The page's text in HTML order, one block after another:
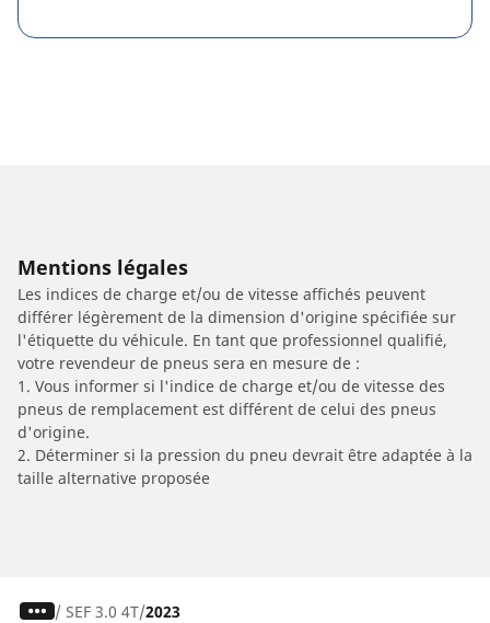
Mentions légales
Les indices de charge et/ou de vitesse affichés peuvent
différer légèrement de la dimension d'origine spécifiée sur
l'étiquette du véhicule. En tant que professionnel qualifié,
votre revendeur de pneus sera en mesure de :
1. Vous informer si l'indice de charge et/ou de vitesse des
pneus de remplacement est différent de celui des pneus
d'origine.
2. Déterminer si la pression du pneu devrait être adaptée à la
taille alternative proposée
/ SEF 3.0 4T 2023